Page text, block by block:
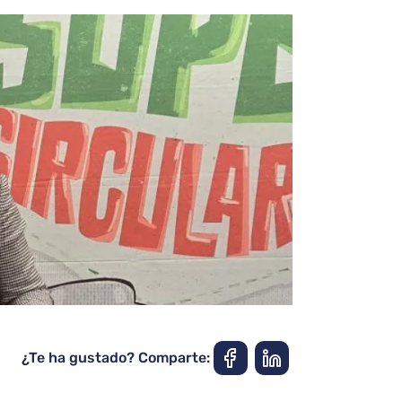
¿Te ha gustado? Comparte: